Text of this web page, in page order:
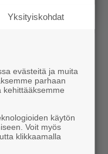
Yksityiskohdat
evästeitä ja muita
parhaan
kehittääksemme
käytön
Voit myös
klikkaamalla